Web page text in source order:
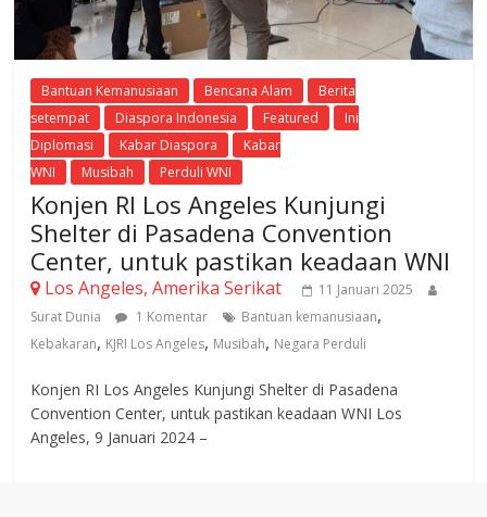
Bantuan Kemanusiaan Bencana Alam
Berita
setempat
Diaspora Indonesia Featured
Ini
Diplomasi
Kabar Diaspora
Kabar
WNI
Musibah Perduli WNI
Konjen RI Los Angeles Kunjungi
Shelter di Pasadena Convention
Center, untuk pastikan keadaan WNI
Los Angeles, Amerika Serikat
11 Januari 2025
Surat Dunia
1 Komentar Bantuan kemanusiaan,
Kebakaran, KJRI Los Angeles, Musibah, Negara Perduli
Konjen RI Los Angeles Kunjungi Shelter di Pasadena
Convention Center, untuk pastikan keadaan WNI Los
Angeles, 9 Januari 2024 –